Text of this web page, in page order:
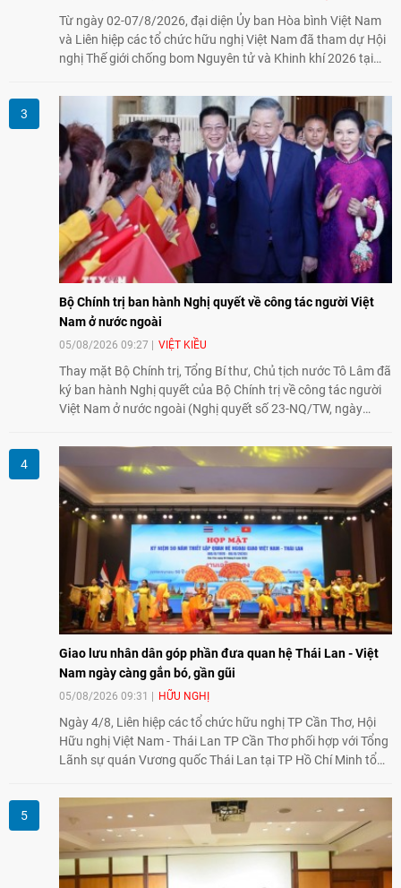
Từ ngày 02-07/8/2026, đại diện Ủy ban Hòa bình Việt Nam
và Liên hiệp các tổ chức hữu nghị Việt Nam đã tham dự Hội
nghị Thế giới chống bom Nguyên tử và Khinh khí 2026 tại
đồng hành cùng với phong trào hoà bình của nhân dân
Nhật Bản và thế giới ủng hộ giải trừ vũ khí hạt nhân của Việt
Nam.
Bộ Chính trị ban hành Nghị quyết về công tác người Việt
Nam ở nước ngoài
05/08/2026 09:27 VIỆT KIỀU
Thay mặt Bộ Chính trị, Tổng Bí thư, Chủ tịch nước Tô Lâm đã
ký ban hành Nghị quyết của Bộ Chính trị về công tác người
Việt Nam ở nước ngoài (Nghị quyết số 23-NQ/TW, ngày
Giao lưu nhân dân góp phần đưa quan hệ Thái Lan - Việt
Nam ngày càng gắn bó, gần gũi
05/08/2026 09:31 HỮU NGHỊ
Ngày 4/8, Liên hiệp các tổ chức hữu nghị TP Cần Thơ, Hội
Hữu nghị Việt Nam - Thái Lan TP Cần Thơ phối hợp với Tổng
Lãnh sự quán Vương quốc Thái Lan tại TP Hồ Chí Minh tổ
Việt Nam - Thái Lan (1976-2026). Tại đây, nhấn mạnh vai trò
của giao lưu nhân dân, Tổng Lãnh sự Thái Lan cho biết các
hoạt động trao đổi về văn hóa, giáo dục, du lịch, ẩm thực,
nghệ thuật và giao lưu thanh niên đã góp phần đưa quan hệ
Thái Lan - Việt Nam ngày càng gắn bó, gần gũi.